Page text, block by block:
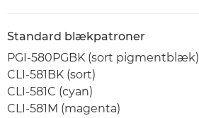
Standard blækpatroner
PGI-580PGBK (sort pigmentblæk)
CLI-581BK (sort)
CLI-581C (cyan)
CLI-581M (magenta)